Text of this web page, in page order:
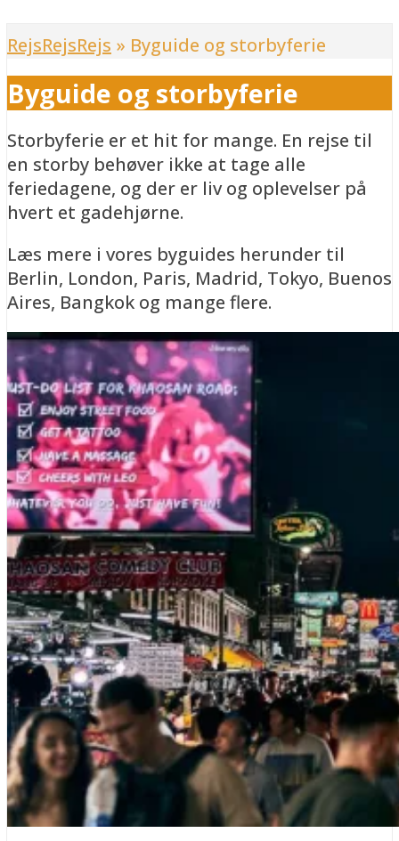
RejsRejsRejs » Byguide og storbyferie
Byguide og storbyferie
Storbyferie er et hit for mange. En rejse til
en storby behøver ikke at tage alle
feriedagene, og der er liv og oplevelser på
hvert et gadehjørne.
Læs mere i vores byguides herunder til
Berlin, London, Paris, Madrid, Tokyo, Buenos
Aires, Bangkok og mange flere.